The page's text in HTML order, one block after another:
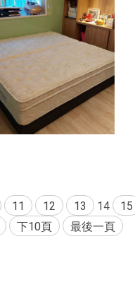
11 12 13 14
15
下10頁 最後一頁